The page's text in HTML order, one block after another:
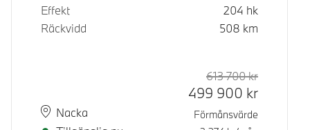
Effekt
204 hk
Räckvidd
508 km
PlatsNacka
Leveranstid
Rek. ord
613 700kr
499 900 kr
Förmånsvärde